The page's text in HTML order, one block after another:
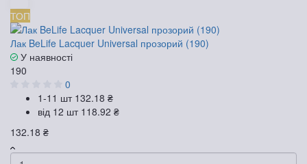
ТОП
Лак BeLife Lacquer Universal прозорий (190)
У наявності
190
0
1-11 шт 132.18 ₴
від 12 шт 118.92 ₴
132.18 ₴